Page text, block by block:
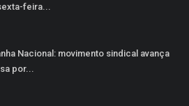
feira...
Nacional: movimento sindical avança
por...